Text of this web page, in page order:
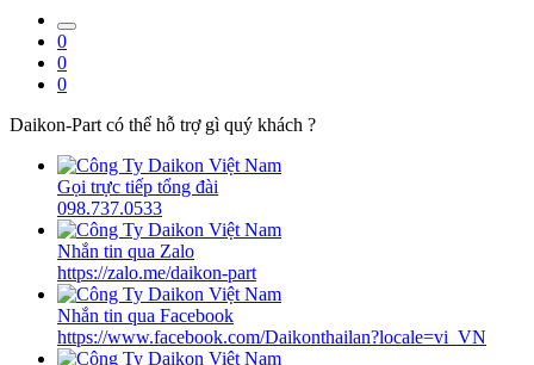
0
0
0
Daikon-Part có thể hỗ trợ gì quý khách ?
Gọi trực tiếp tổng đài
098.737.0533
Nhắn tin qua Zalo
https://zalo.me/daikon-part
Nhắn tin qua Facebook
https://www.facebook.com/Daikonthailan?locale=vi_VN